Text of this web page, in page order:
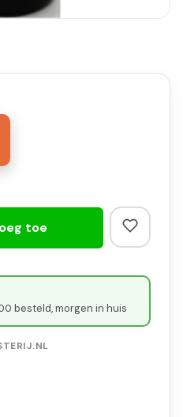
toe
besteld, morgen in huis